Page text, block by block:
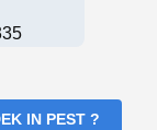
IN PEST ?